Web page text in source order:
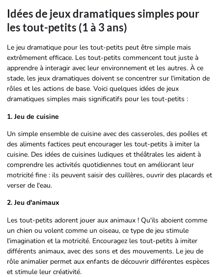
Idées de jeux dramatiques simples pour
les tout-petits (1 à 3 ans)
Le jeu dramatique pour les tout-petits peut être simple mais
extrêmement efficace. Les tout-petits commencent tout juste à
apprendre à interagir avec leur environnement et les autres. À ce
stade, les jeux dramatiques doivent se concentrer sur l'imitation de
rôles et les actions de base. Voici quelques idées de jeux
dramatiques simples mais significatifs pour les tout-petits :
1. Jeu de cuisine
Un simple ensemble de cuisine avec des casseroles, des poêles et
des aliments factices peut encourager les tout-petits à imiter la
cuisine. Des idées de cuisines ludiques et théâtrales les aident à
comprendre les activités quotidiennes tout en améliorant leur
motricité fine : ils peuvent saisir des cuillères, ouvrir des placards et
verser de l'eau.
2. Jeu d'animaux
Les tout-petits adorent jouer aux animaux ! Qu'ils aboient comme
un chien ou volent comme un oiseau, ce type de jeu stimule
l'imagination et la motricité. Encouragez les tout-petits à imiter
différents animaux, avec des sons et des mouvements. Le jeu de
rôle animalier permet aux enfants de découvrir différentes espèces
et stimule leur créativité.